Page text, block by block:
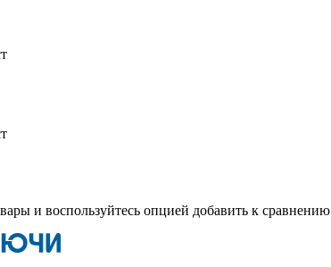
и воспользуйтесь опцией добавить к сравнению